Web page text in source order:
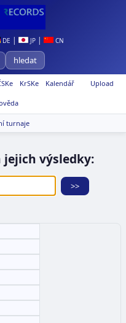
DE | JP | CN
Upload
KrSKe Kalendář
turnaje
jejich výsledky: